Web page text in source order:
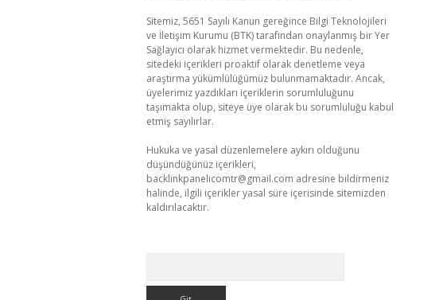
Sitemiz, 5651 Sayılı Kanun gereğince Bilgi Teknolojileri
ve İletişim Kurumu (BTK) tarafından onaylanmış bir Yer
Sağlayıcı olarak hizmet vermektedir. Bu nedenle,
sitedeki içerikleri proaktif olarak denetleme veya
araştırma yükümlülüğümüz bulunmamaktadır. Ancak,
üyelerimiz yazdıkları içeriklerin sorumluluğunu
taşımakta olup, siteye üye olarak bu sorumluluğu kabul
etmiş sayılırlar.
Hukuka ve yasal düzenlemelere aykırı olduğunu
düşündüğünüz içerikleri,
backlinkpanelicomtr@gmail.com adresine bildirmeniz
halinde, ilgili içerikler yasal süre içerisinde sitemizden
kaldırılacaktır.